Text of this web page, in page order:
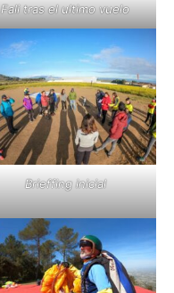
Fali tras el ultimo vuelo
Brieffing inicial